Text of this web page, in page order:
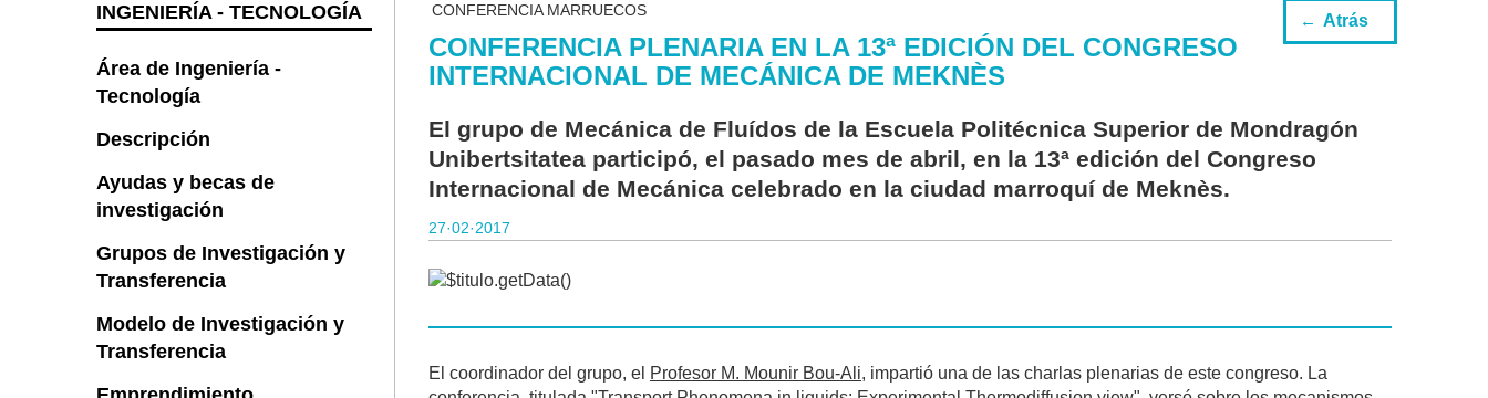
Atrás
CONFERENCIA MARRUECOS
CONFERENCIA PLENARIA EN LA 13ª EDICIÓN DEL CONGRESO
INTERNACIONAL DE MECÁNICA DE MEKNÈS
El grupo de Mecánica de Fluídos de la Escuela Politécnica Superior de Mondragón
Unibertsitatea participó, el pasado mes de abril, en la 13ª edición del Congreso
Internacional de Mecánica celebrado en la ciudad marroquí de Meknès.
27·02·2017
El coordinador del grupo, el Profesor M. Mounir Bou-Ali, impartió una de las charlas plenarias de este congreso. La
INGENIERÍA - TECNOLOGÍA
Área de Ingeniería -
Tecnología
Descripción
Ayudas y becas de
investigación
Grupos de Investigación y
Transferencia
Modelo de Investigación y
Transferencia